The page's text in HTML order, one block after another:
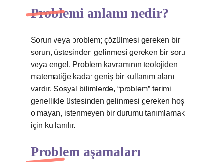
Problemi anlamı nedir?
Sorun veya problem; çözülmesi gereken bir
sorun, üstesinden gelinmesi gereken bir soru
veya engel. Problem kavramının teolojiden
matematiğe kadar geniş bir kullanım alanı
vardır. Sosyal bilimlerde, “problem” terimi
genellikle üstesinden gelinmesi gereken hoş
olmayan, istenmeyen bir durumu tanımlamak
için kullanılır.
Problem aşamaları